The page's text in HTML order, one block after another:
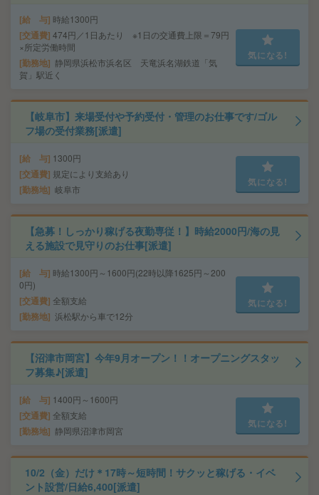
給 与 時給1300円
交通費 474円／1日あたり ※1日の交通費上限＝79円
×所定労働時間
勤務地
静岡県浜松市浜名区 天竜浜名湖鉄道「気
賀」駅近く
気になる!
【岐阜市】来場受付や予約受付・管理のお仕事です/ゴル
フ場の受付業務[派遣]
給 与 1300円
交通費 規定により支給あり
勤務地 岐阜市
気になる!
【急募！しっかり稼げる夜勤専従！】時給2000円/海の見
える施設で見守りのお仕事[派遣]
給 与 時給1300円～1600円(22時以降1625円～200
0円)
交通費 全額支給
勤務地 浜松駅から車で12分
気になる!
【沼津市岡宮】今年9月オープン！！オープニングスタッ
フ募集♪[派遣]
給 与 1400円～1600円
交通費 全額支給
勤務地 静岡県沼津市岡宮
気になる!
10/2（金）だけ＊17時～短時間！サクッと稼げる・イベ
ント設営/日給6,400[派遣]